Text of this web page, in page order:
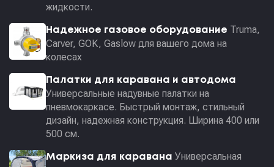
жидкости.
Надежное газовое оборудование Truma,
Carver, GOK, Gaslow для вашего дома на
колесах
Палатки для каравана и автодома
Универсальные надувные палатки на
пневмокаркасе. Быстрый монтаж, стильный
дизайн, надежная конструкция. Ширина 400 или
500 см.
Маркиза для каравана Универсальная